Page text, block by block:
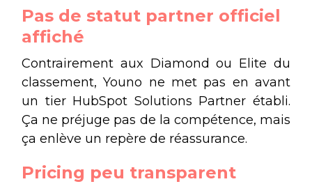
Pas de statut partner officiel
affiché
Contrairement aux Diamond ou Elite du
classement, Youno ne met pas en avant
un tier HubSpot Solutions Partner établi.
Ça ne préjuge pas de la compétence, mais
ça enlève un repère de réassurance.
Pricing peu transparent